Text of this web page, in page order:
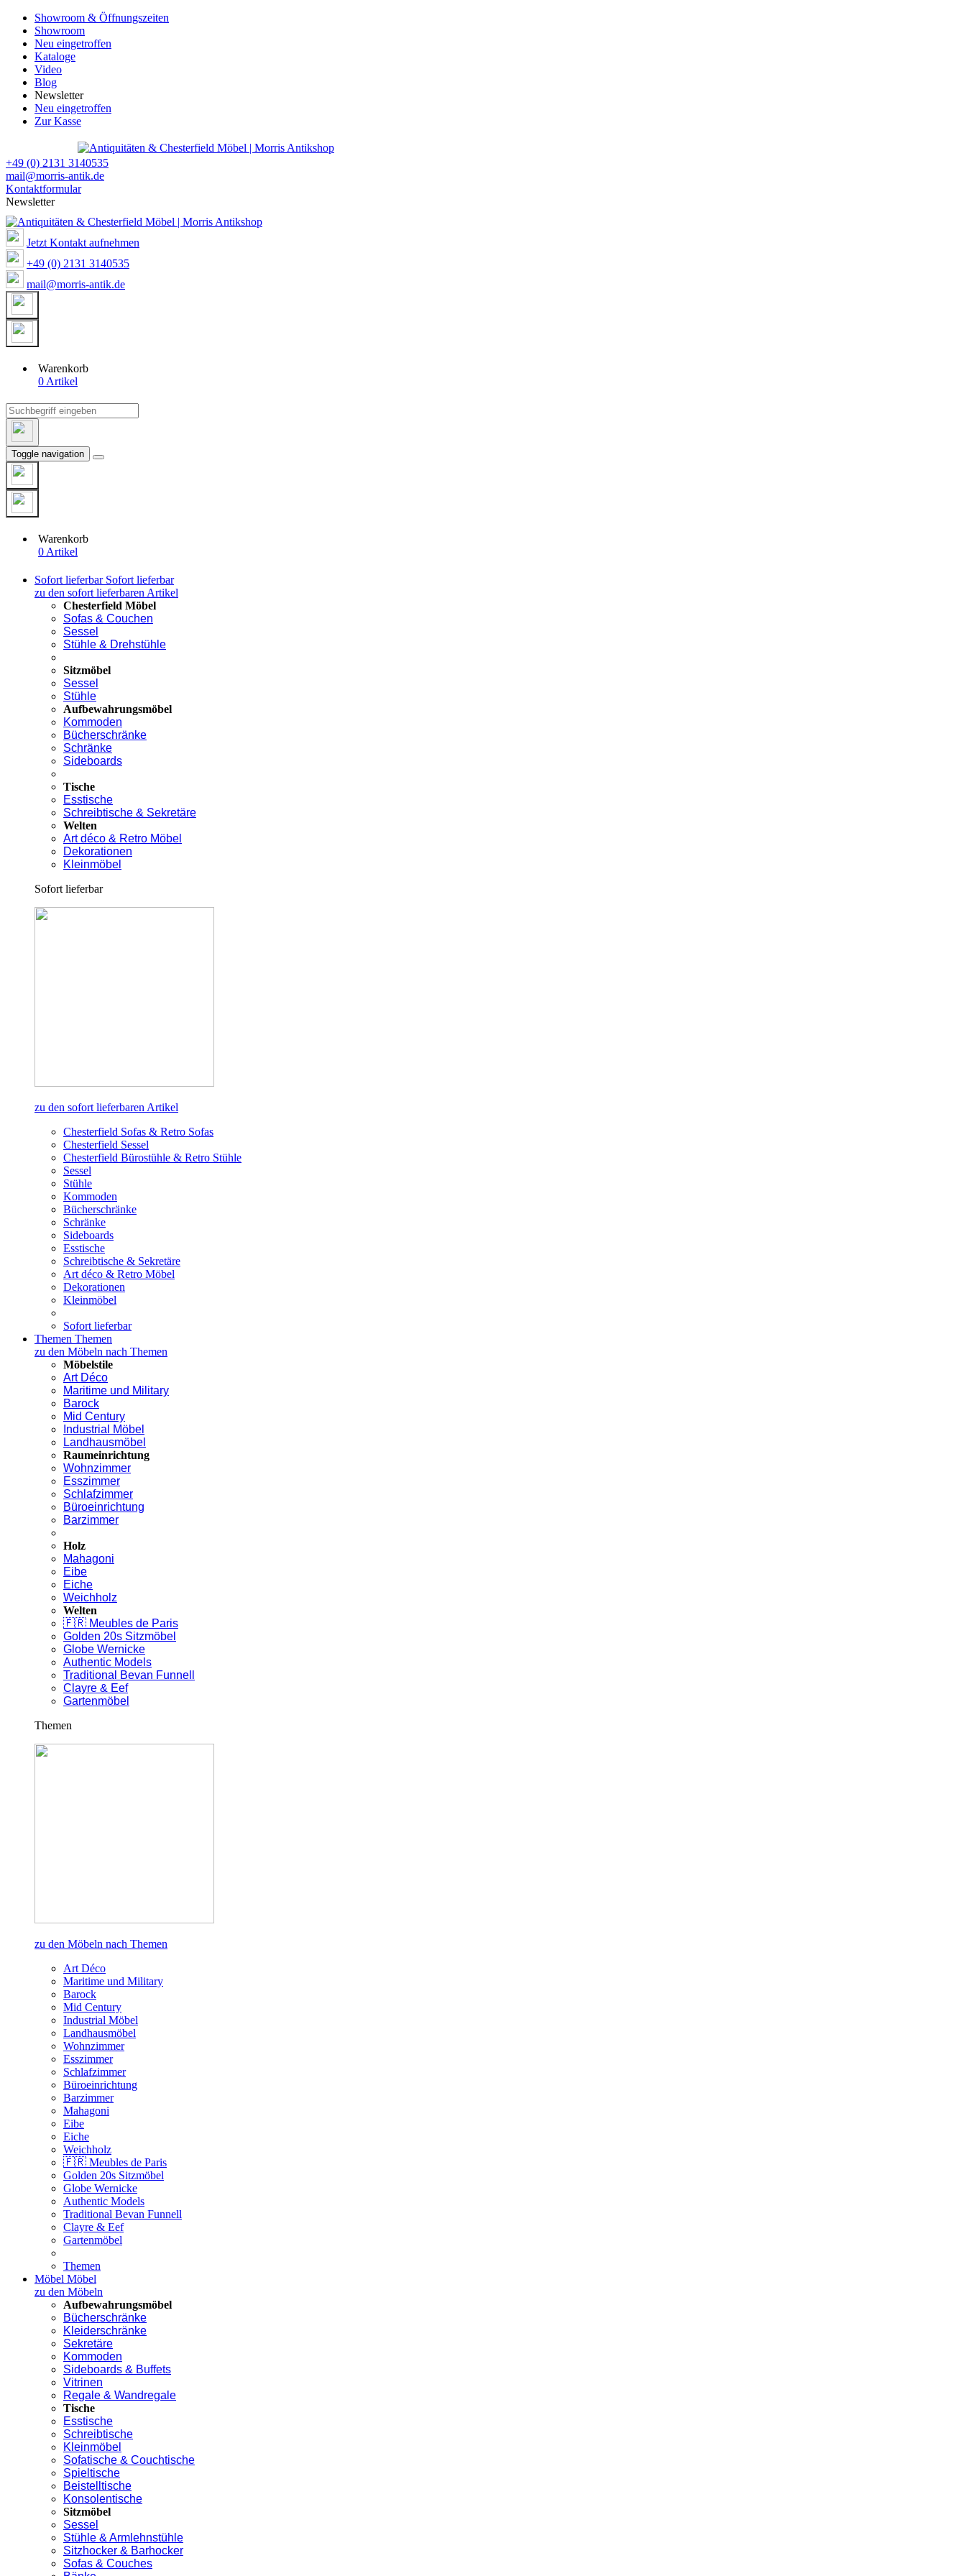
Showroom & Öffnungszeiten
Showroom
Neu eingetroffen
Kataloge
Video
Blog
Newsletter
Neu eingetroffen
Zur Kasse
+49 (0) 2131 3140535
mail@morris-antik.de
Kontaktformular
Newsletter
Jetzt Kontakt aufnehmen
+49 (0) 2131 3140535
mail@morris-antik.de
Warenkorb
0 Artikel
Toggle navigation
Warenkorb
0 Artikel
Sofort lieferbar Sofort lieferbar
zu den sofort lieferbaren Artikel
Chesterfield Möbel
Sofas & Couchen
Sessel
Stühle & Drehstühle
Sitzmöbel
Sessel
Stühle
Aufbewahrungsmöbel
Kommoden
Bücherschränke
Schränke
Sideboards
Tische
Esstische
Schreibtische & Sekretäre
Welten
Art déco & Retro Möbel
Dekorationen
Kleinmöbel
Sofort lieferbar
zu den sofort lieferbaren Artikel
Chesterfield Sofas & Retro Sofas
Chesterfield Sessel
Chesterfield Bürostühle & Retro Stühle
Sessel
Stühle
Kommoden
Bücherschränke
Schränke
Sideboards
Esstische
Schreibtische & Sekretäre
Art déco & Retro Möbel
Dekorationen
Kleinmöbel
Sofort lieferbar
Themen Themen
zu den Möbeln nach Themen
Möbelstile
Art Déco
Maritime und Military
Barock
Mid Century
Industrial Möbel
Landhausmöbel
Raumeinrichtung
Wohnzimmer
Esszimmer
Schlafzimmer
Büroeinrichtung
Barzimmer
Holz
Mahagoni
Eibe
Eiche
Weichholz
Welten
🇫🇷 Meubles de Paris
Golden 20s Sitzmöbel
Globe Wernicke
Authentic Models
Traditional Bevan Funnell
Clayre & Eef
Gartenmöbel
Themen
zu den Möbeln nach Themen
Art Déco
Maritime und Military
Barock
Mid Century
Industrial Möbel
Landhausmöbel
Wohnzimmer
Esszimmer
Schlafzimmer
Büroeinrichtung
Barzimmer
Mahagoni
Eibe
Eiche
Weichholz
🇫🇷 Meubles de Paris
Golden 20s Sitzmöbel
Globe Wernicke
Authentic Models
Traditional Bevan Funnell
Clayre & Eef
Gartenmöbel
Themen
Möbel Möbel
zu den Möbeln
Aufbewahrungsmöbel
Bücherschränke
Kleiderschränke
Sekretäre
Kommoden
Sideboards & Buffets
Vitrinen
Regale & Wandregale
Tische
Esstische
Schreibtische
Kleinmöbel
Sofatische & Couchtische
Spieltische
Beistelltische
Konsolentische
Sitzmöbel
Sessel
Stühle & Armlehnstühle
Sitzhocker & Barhocker
Sofas & Couches